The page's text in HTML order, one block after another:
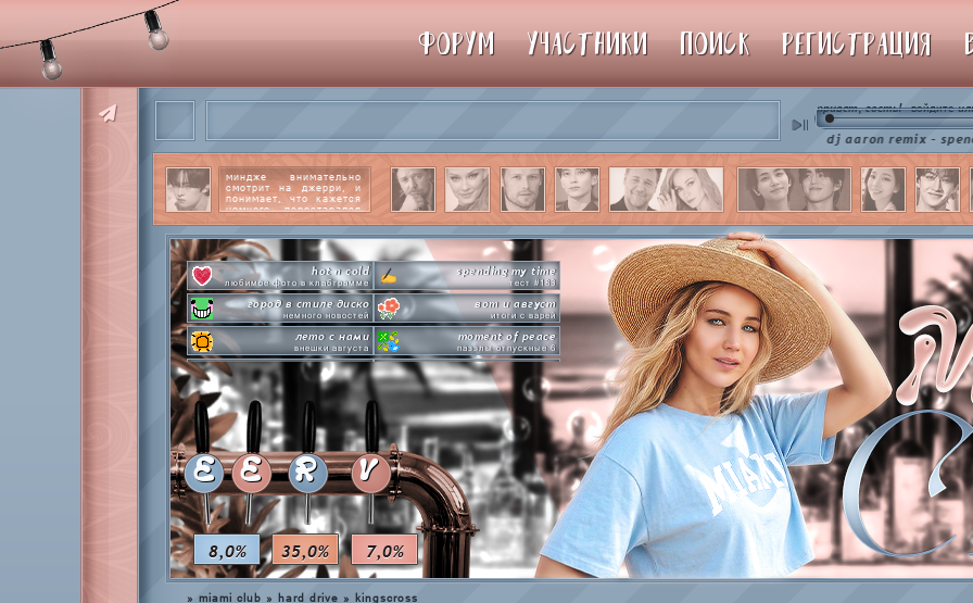
8,0% 35,0% 7,0%
♫ dj aaron remix - spencer
миндже внимательно
смотрит на джерри, и
понимает, что кажется
немного перестарался
далее
hot n cold
любимое фото в клабграмме
spending my time
тест #183
город в стиле диско
немного новостей
вот и август
итоги с варей
лето с нами
внешки августа
moment of peace
паззлы отпускные 6
pen-pineapple-apple-pen!
шлакоблокунь заказывали?
сделай это прямо сейчас
лупим пиньяту!
everyone's a star
покупаем звезды
time goes by so slowly
анаграммы на базе
private emotion
с днем эмоций #4
hot in herre
летняя стикер-пати туть
E E R V
ФОРУМ УЧАСТНИКИ ПОИСК РЕГИСТРАЦИЯ
привет, гость! войдите
» miami club » hard drive » kingscross